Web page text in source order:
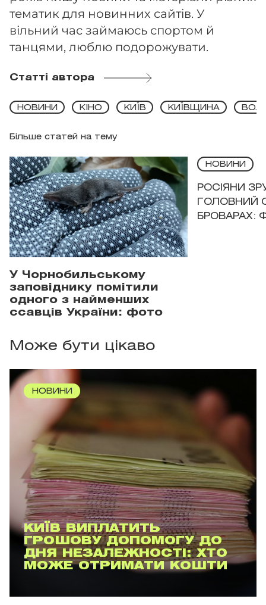
тематик для новинних сайтів. У
вільний час займаюсь спортом й
танцями, люблю подорожувати.
Статті автора
Більше статей на тему
НОВИНИ КІНО КИЇВ КИЇВЩИНА
У Чорнобильському
заповіднику помітили
одного з найменших
ссавців України: фото
НОВИНИ
РОСІЯНИ
ГОЛОВНИЙ
БРОВАРАХ:
Може бути цікаво
НОВИНИ
КИЇВ ВИПЛАТИТЬ
ГРОШОВУ ДОПОМОГУ ДО
ДНЯ НЕЗАЛЕЖНОСТІ: ХТО
МОЖЕ ОТРИМАТИ КОШТИ